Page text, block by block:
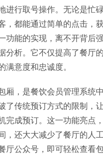
进行取号操作。无论是忙
，都能通过简单的点击，
功能的实现，离不开背后
分析。它不仅提高了餐厅
满意度和忠诚度。
厢，是餐饮会员管理系统
了传统预订方式的限制，
完成预订。这一功能亮点
，还大大减少了餐厅的人
厅公众号，即可轻松查看